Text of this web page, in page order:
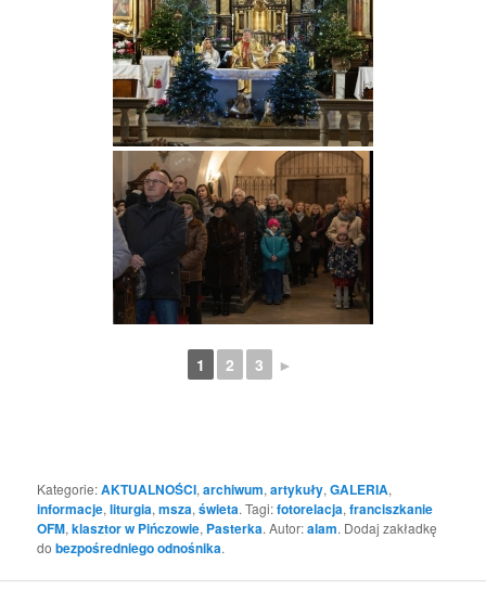
1 2 3 ►
Kategorie:AKTUALNOŚCI,archiwum,artykuły,GALERIA,
informacje,liturgia,msza,świeta. Tagi:fotorelacja,franciszkanie
OFM,klasztor w Pińczowie, Pasterka. Autor:alam. Dodaj zakładkę
dobezpośredniego odnośnika.